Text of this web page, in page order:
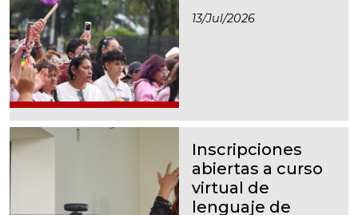
13/jul/2026
Inscripciones
abiertas a curso
virtual de
lenguaje de